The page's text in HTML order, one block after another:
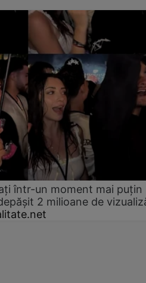
într-un moment mai puțin
2 milioane de